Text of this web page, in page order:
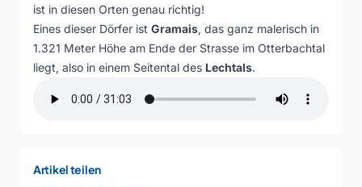
ist in diesen Orten genau richtig!
Eines dieser Dörfer ist Gramais, das ganz malerisch in
1.321 Meter Höhe am Ende der Strasse im Otterbachtal
liegt, also in einem Seitental des Lechtals.
Artikel teilen